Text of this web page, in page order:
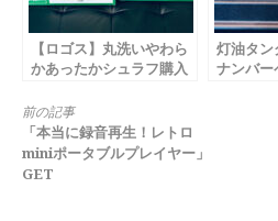
【ロゴス】丸洗いやわら
かあったかシュラフ購入
灯油タン
ナンバー
続
き
前の記事
「本当に録音再生！レトロ
miniポータブルプレイヤー」
GET